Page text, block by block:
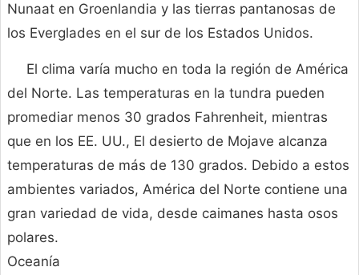
Nunaat en Groenlandia y las tierras pantanosas de
los Everglades en el sur de los Estados Unidos.
El clima varía mucho en toda la región de América
del Norte. Las temperaturas en la tundra pueden
promediar menos 30 grados Fahrenheit, mientras
que en los EE. UU., El desierto de Mojave alcanza
temperaturas de más de 130 grados. Debido a estos
ambientes variados, América del Norte contiene una
gran variedad de vida, desde caimanes hasta osos
polares.
Oceanía